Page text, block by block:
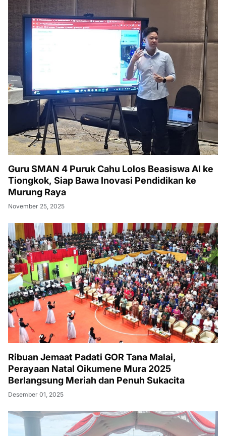
Guru SMAN 4 Puruk Cahu Lolos Beasiswa AI ke
Tiongkok, Siap Bawa Inovasi Pendidikan ke
Murung Raya
November 25, 2025
Ribuan Jemaat Padati GOR Tana Malai,
Perayaan Natal Oikumene Mura 2025
Berlangsung Meriah dan Penuh Sukacita
Desember 01, 2025